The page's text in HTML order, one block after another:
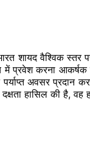
शायद वैश्विक
में प्रवेश करना आकर्षक
अवसर प्रदान
हासिल की है, वह